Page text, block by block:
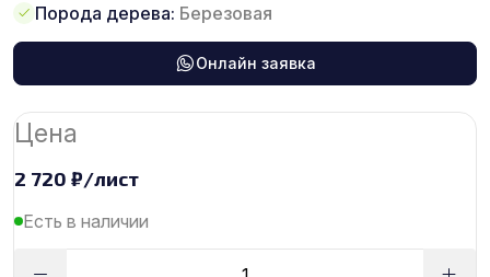
Порода дерева: Березовая
Онлайн заявка
Цена
2 720 ₽/лист
Есть в наличии